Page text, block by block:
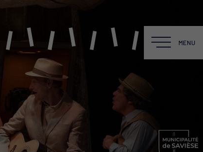
LE BALADIN
Une équipe
La Salle
La Scène
La Cafét du Baladin
MENU